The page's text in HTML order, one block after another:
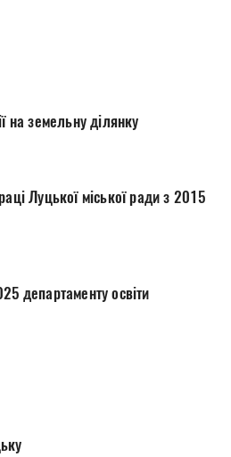
на земельну ділянку
Луцької міської ради з 2015
департаменту освіти